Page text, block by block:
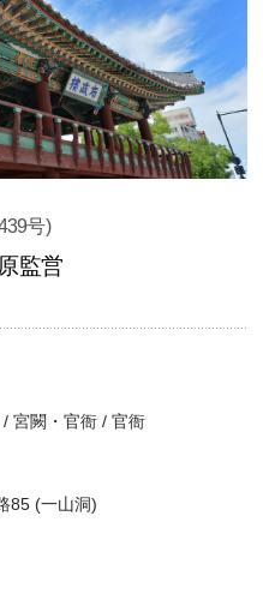
号)
監営
宮闕・官衙 / 官衙
85 (一山洞)